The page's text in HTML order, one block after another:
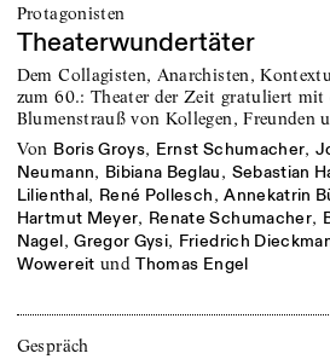
Protagonisten
Theaterwundertäter
Dem Collagisten, Anarchisten,
zum 60.: Theater der Zeit gratuliert mit
Blumenstrauß von Kollegen, Freunden
von Boris Groys, Ernst Schumacher,
Neumann, Bibiana Beglau, Sebastian
Lilienthal, René Pollesch,Annekatrin
Hartmut Meyer, Renate Schumacher,
Nagel,Gregor Gysi, Friedrich
Wowereit und Thomas Engel
Gespräch